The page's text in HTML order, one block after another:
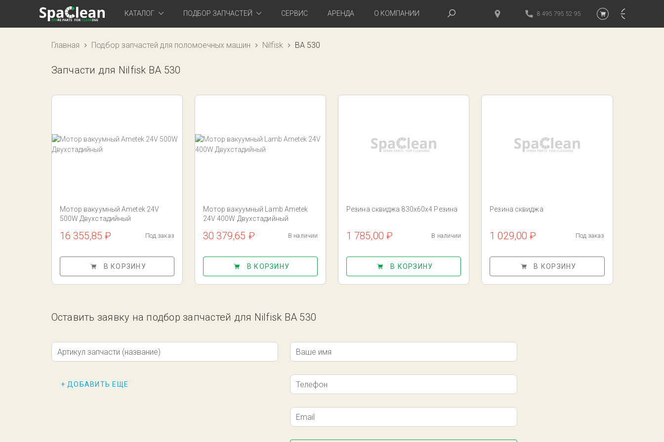
КАТАЛОГ ПОДБОР ЗАПЧАСТЕЙ СЕРВИС АРЕНДА О КОМПАНИИ 8 495 795 52 95
Главная Подбор запчастей для поломоечных машин Nilfisk BA 530
Запчасти для Nilfisk BA 530
Мотор вакуумный Ametek 24V
500W Двухстадийный
16 355,85 ₽ Под заказ
В КОРЗИНУ
Мотор вакуумный Lamb Ametek
24V 400W Двухстадийный
30 379,65 ₽ В наличии
В КОРЗИНУ
Резина сквиджа 830x60x4 Резина
1 785,00 ₽ В наличии
В КОРЗИНУ
Резина сквиджа
1 029,00 ₽ Под заказ
В КОРЗИНУ
Оставить заявку на подбор запчастей для Nilfisk BA 530
Артикул запчасти (название)
+ ДОБАВИТЬ ЕЩЕ
Ваше имя
Телефон
Email